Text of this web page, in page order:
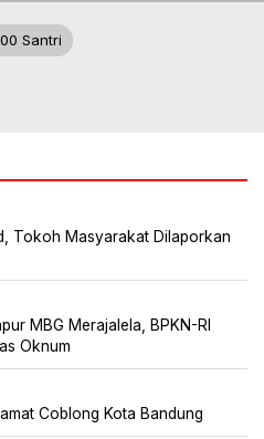
Santri
Tokoh Masyarakat Dilaporkan
MBG Merajalela, BPKN-RI
Oknum
Coblong Kota Bandung